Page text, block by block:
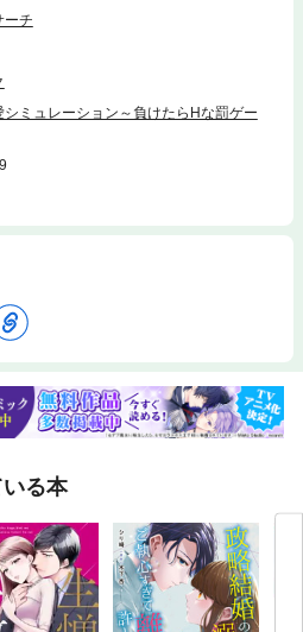
ーチ
ミュレーション～負けたらHな罰ゲー
る本